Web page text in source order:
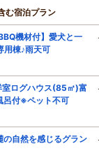
む宿泊プラン
機材付】愛犬と一
用棟♪雨天可
室ログハウス(85㎡)富
呂付※ペット不可
の自然を感じるグラン